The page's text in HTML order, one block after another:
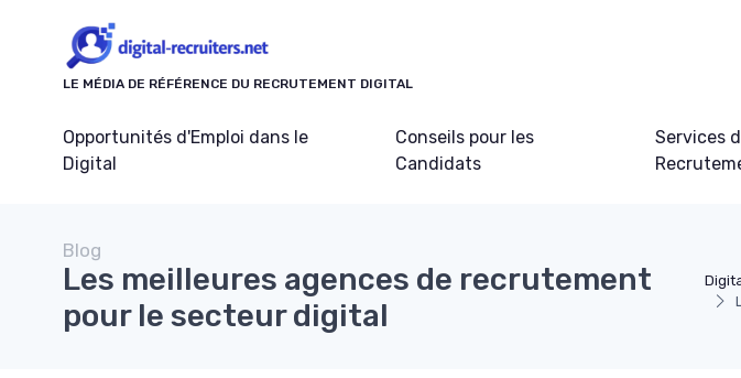
LE MÉDIA DE RÉFÉRENCE DU RECRUTEMENT DIGITAL
Opportunités d'Emploi dans le
Digital
Conseils pour les
Candidats
Services
Blog
Les meilleures agences de recrutement
pour le secteur digital